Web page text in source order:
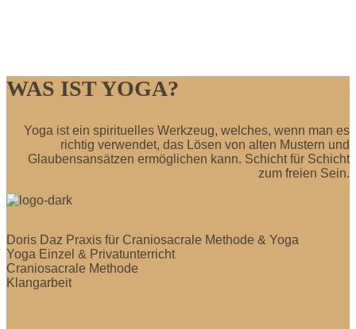
WAS IST YOGA?
Yoga ist ein spirituelles Werkzeug, welches, wenn man es
richtig verwendet, das Lösen von alten Mustern und
Glaubensansätzen ermöglichen kann. Schicht für Schicht
zum freien Sein.
Doris Daz Praxis für Craniosacrale Methode & Yoga
Yoga Einzel & Privatunterricht
Craniosacrale Methode
Klangarbeit